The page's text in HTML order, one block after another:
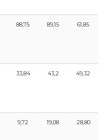
88,75 89,15 61,85
33,84 43,2 49,32
9,72 19,08 28,80